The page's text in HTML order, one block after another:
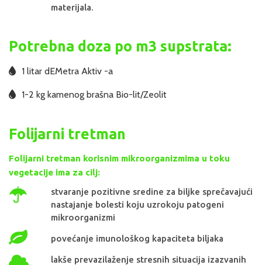
materijala.
Potrebna doza po m3 supstrata:
1 litar dEMetra Aktiv -a
1-2 kg kamenog brašna Bio-lit/Zeolit
Folijarni tretman
Folijarni tretman korisnim mikroorganizmima u toku
vegetacije ima za cilj:
stvaranje pozitivne sredine za biljke sprečavajući
nastajanje bolesti koju uzrokoju patogeni
mikroorganizmi
povećanje imunološkog kapaciteta biljaka
lakše prevazilaženje stresnih situacija izazvanih